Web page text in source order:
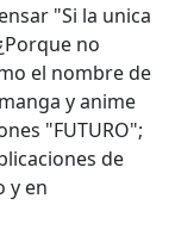
"Si la unica
no
el nombre de
y anime
"FUTURO";
de
y en